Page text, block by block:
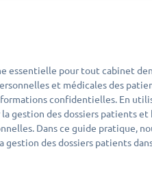
essentielle pour tout cabinet
et médicales des
confidentielles. En
gestion des dossiers patients
Dans ce guide pratique,
gestion des dossiers patients